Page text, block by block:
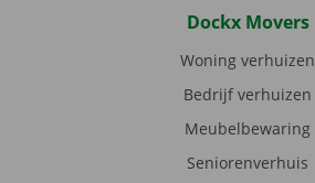
Dockx Movers
Woning verhuizen
Bedrijf verhuizen
Meubelbewaring
Seniorenverhuis